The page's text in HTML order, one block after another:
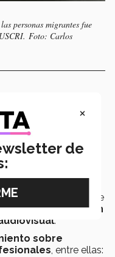
personas migrantes fue
Foto: Carlos
sentido crítico,
recibió un
por la directora de
así comoformación
.
sobre
, entre ellas:
×
de